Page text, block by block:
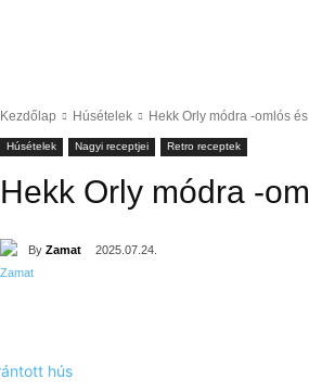
Kezdőlap Húsételek Hekk Orly módra -omlós
Húsételek Nagyi receptjei Retro receptek
Hekk Orly módra -
By Zamat 2025.07.24.